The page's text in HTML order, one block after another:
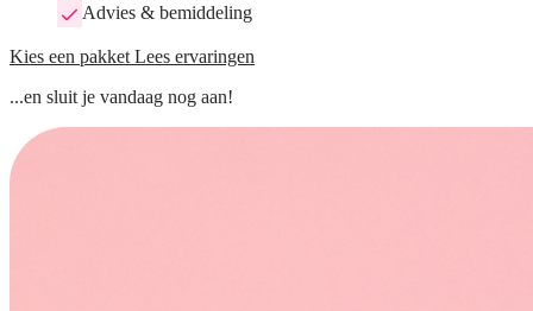
Advies & bemiddeling
Kies een pakket Lees ervaringen
...en sluit je vandaag nog aan!